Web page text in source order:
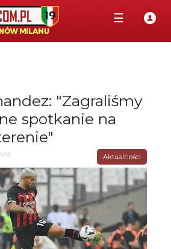
☰
"Zagraliśmy
spotkanie na
Aktualności